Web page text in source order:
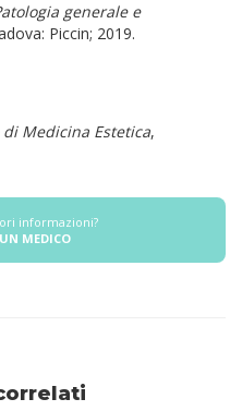
generale e
Piccin; 2019.
Medicina Estetica,
informazioni?
MEDICO